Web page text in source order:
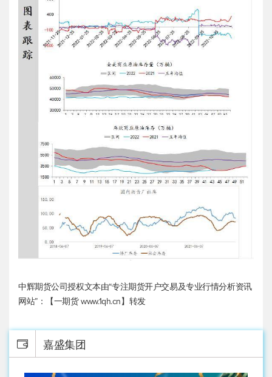
中辉期货公司授权文本由“专注期货开户交易及专业行情分析资讯
网站”：【一期货 www.1qh.cn】转发
嘉盛集团